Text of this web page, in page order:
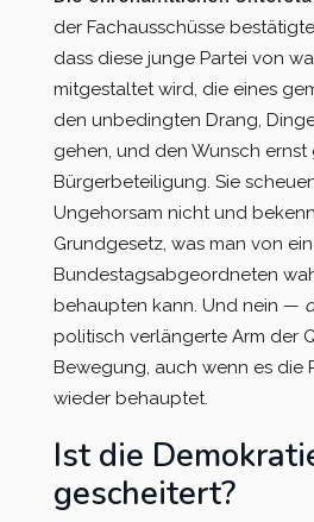
der Fachausschüsse
dass diese junge Partei von
mitgestaltet wird, die eines
den unbedingten Drang,
gehen, und den Wunsch ernst
Bürgerbeteiligung. Sie
Ungehorsam nicht und
Grundgesetz, was man von
Bundestagsabgeordneten
behaupten kann. Und nein —
politisch verlängerte Arm der
Bewegung, auch wenn es die
wieder behauptet.
Ist die
gescheitert?